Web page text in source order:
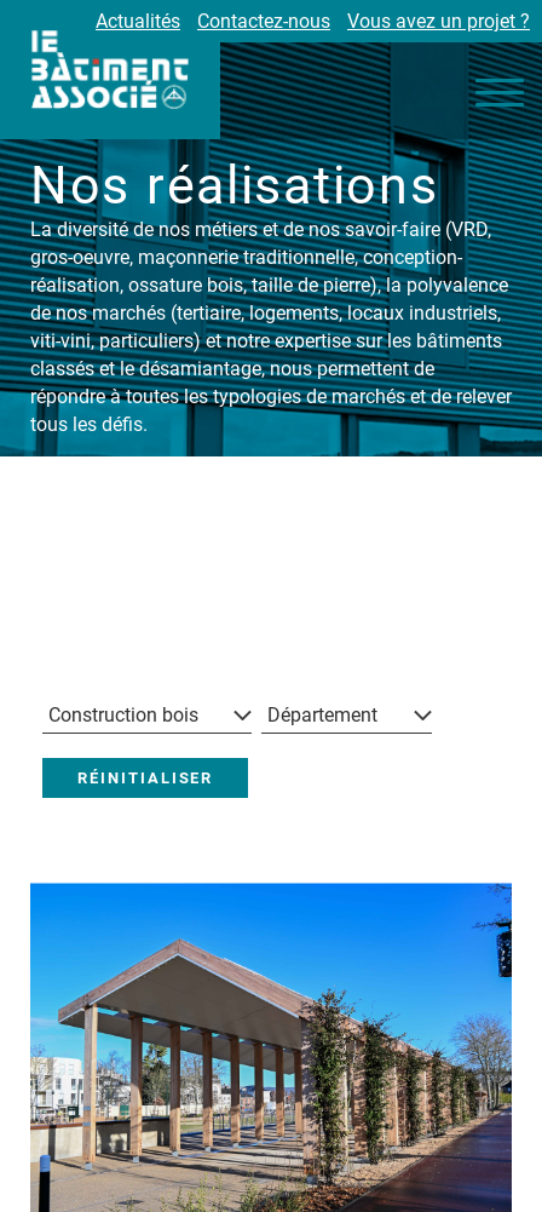
Actualités Contactez-nous Vous avez un projet ?
Nos engagements
Nos métiers
Environnement
Réalisations
Partenaires
Carrières
Nos réalisations
La diversité de nos métiers et de nos savoir-faire (VRD,
gros-oeuvre, maçonnerie traditionnelle, conception-
réalisation, ossature bois, taille de pierre), la polyvalence
de nos marchés (tertiaire, logements, locaux industriels,
viti-vini, particuliers) et notre expertise sur les bâtiments
classés et le désamiantage, nous permettent de
répondre à toutes les typologies de marchés et de relever
tous les défis.